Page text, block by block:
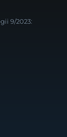
9/2023: